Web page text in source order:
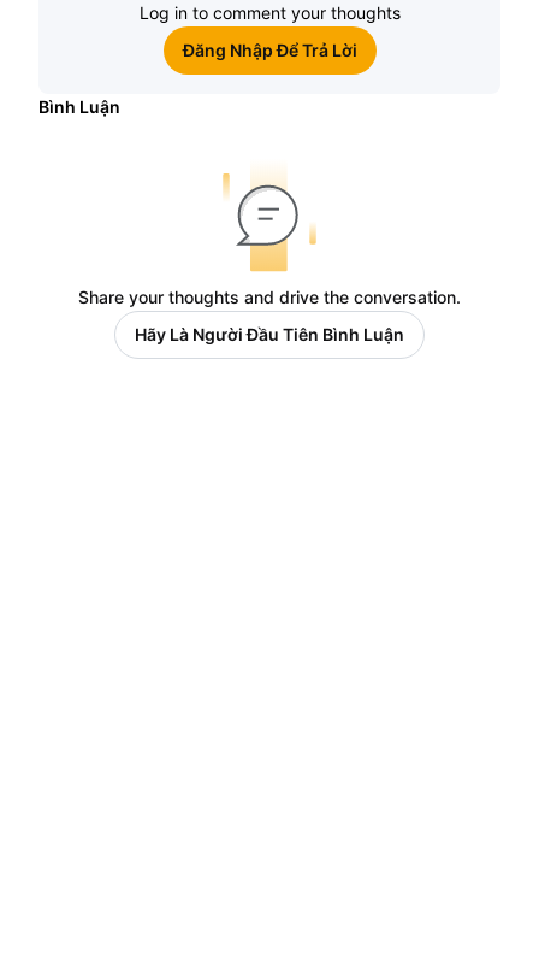
Log in to comment your thoughts
Đăng Nhập Để Trả Lời
Bình Luận
Share your thoughts and drive the conversation.
Hãy Là Người Đầu Tiên Bình Luận